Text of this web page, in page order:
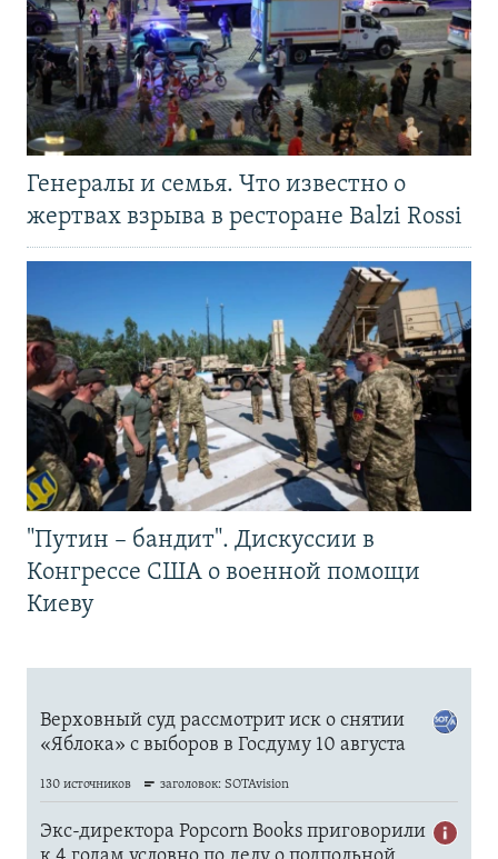
Генералы и семья. Что известно о
жертвах взрыва в ресторане Balzi Rossi
"Путин – бандит". Дискуссии в
Конгрессе США о военной помощи
Киеву